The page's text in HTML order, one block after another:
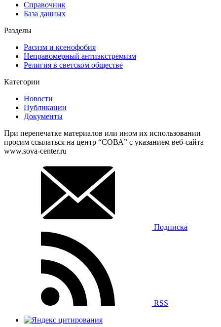
Справочник
База данных
Разделы
Расизм и ксенофобия
Неправомерный антиэкстремизм
Религия в светском обществе
Категории
Новости
Публикации
Документы
При перепечатке материалов или ином их использовании
просим ссылаться на центр “СОВА” с указанием веб-сайта
www.sova-center.ru
Подписка
RSS